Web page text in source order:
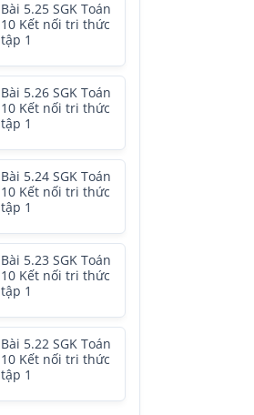
Bài 5.25 SGK Toán
10 Kết nối tri thức
tập 1
Bài 5.26 SGK Toán
10 Kết nối tri thức
tập 1
Bài 5.24 SGK Toán
10 Kết nối tri thức
tập 1
Bài 5.23 SGK Toán
10 Kết nối tri thức
tập 1
Bài 5.22 SGK Toán
10 Kết nối tri thức
tập 1